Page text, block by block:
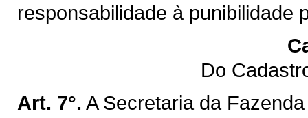
responsabilidade à punibilidade
Do
Art. 7°. A Secretaria da